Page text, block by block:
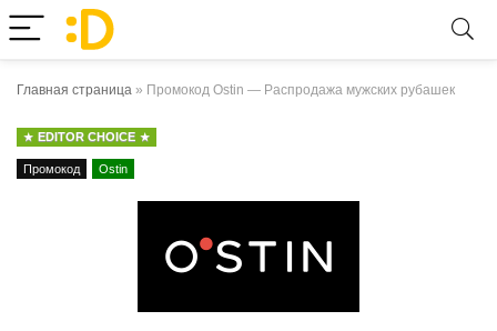
Главная страница » Промокод Ostin — Распродажа мужских рубашек
EDITOR CHOICE
Промокод Ostin